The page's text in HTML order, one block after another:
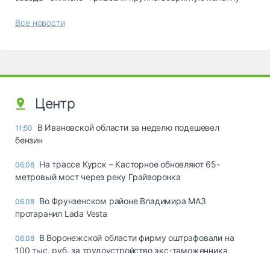
Все новости
Центр
11:50
В Ивановской области за неделю подешевел
бензин
06.08 На трассе Курск – Касторное обновляют 65-
метровый мост через реку Грайворонка
06.08 Во Фрунзенском районе Владимира МАЗ
протаранил Lada Vesta
06.08 В Воронежской области фирму оштрафовали на
100 тыс. руб. за трудоустройство экс-таможенника